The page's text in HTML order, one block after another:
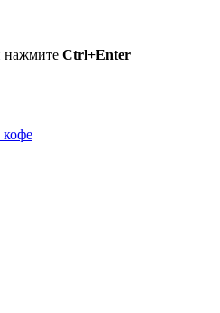
нажмите Ctrl+Enter
кофе